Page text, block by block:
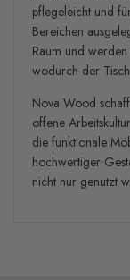
pflegeleicht und
Bereichen
Raum und
wodurch der
Nova Wood
offene
die funktionale
hochwertiger
nicht nur genutzt